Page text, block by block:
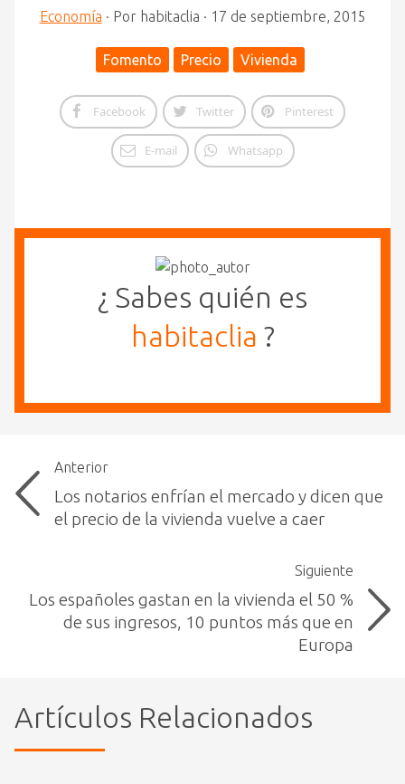
Economía · Por habitaclia · 17 de septiembre, 2015
Fomento Precio Vivienda
Facebook Twitter Pinterest
E-mail Whatsapp
¿ Sabes quién es
habitaclia ?
Anterior
Los notarios enfrían el mercado y dicen que
el precio de la vivienda vuelve a caer
Siguiente
Los españoles gastan en la vivienda el 50 %
de sus ingresos, 10 puntos más que en
Europa
Artículos Relacionados